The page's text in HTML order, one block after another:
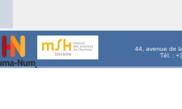
44, avenue de
Tél. :